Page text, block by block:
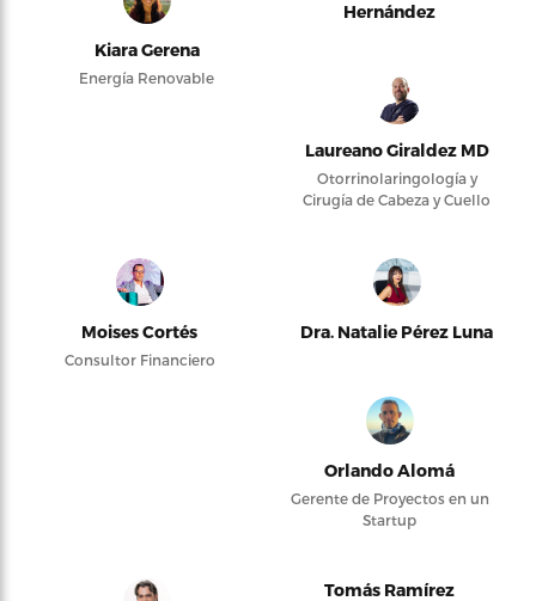
Kiara Gerena
Energía Renovable
Hernández
Laureano Giraldez MD
Otorrinolaringología y
Cirugía de Cabeza y Cuello
Moises Cortés
Consultor Financiero
Dra. Natalie Pérez Luna
Orlando Alomá
Gerente de Proyectos en un
Startup
Tomás Ramírez